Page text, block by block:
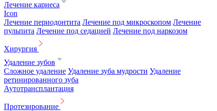
Лечение кариеса
Icon
Лечение периодонтита Лечение под микроскопом Лечение
пульпита Лечение под седацией Лечение под наркозом
Хирургия
Удаление зубов
Сложное удаление Удаление зуба мудрости Удаление
ретинированного зуба
Аутотрансплантация
Протезирование